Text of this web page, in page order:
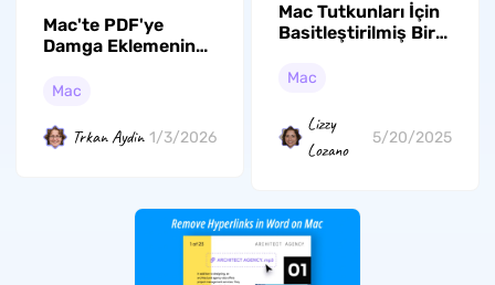
Mac'te PDF'ye
Damga Eklemenin
Kılavuzu]
Mac
Trkan Aydin 1/3/2026
Mac Tutkunları İçin
Basitleştirilmiş Bir
PDF24 for Mac
Mac
Lizzy
Lozano
5/20/2025